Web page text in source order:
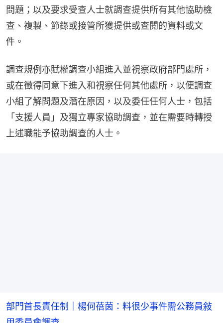
問題；以及要求受查人士就調查提供所有其他協助檢
查、複製、節錄或接管所獲提供或查閱的資料或文
件。
調查規例亦賦權調查小組進入並視察政府部門處所，
或在徵得同意下進入和視察任何其他處所，以便調查
小組了解問題及潛在原因，以及委任任何人士，包括
「支援人員」及獨立專家協助調查，並在需要時轉授
上述職能予協助調查的人士。
部門首長責任制｜楊何蓓茵：料很少事件需公務員敍